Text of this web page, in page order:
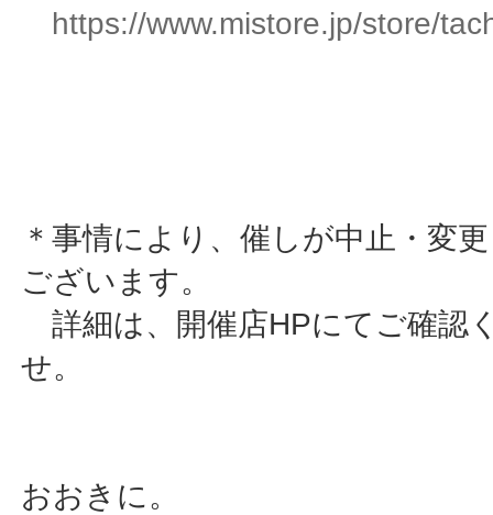
https://www.mistore.jp/store/
＊事情により、催しが中止・変
ございます。
詳細は、開催店HPにてご確認
せ。
おおきに。